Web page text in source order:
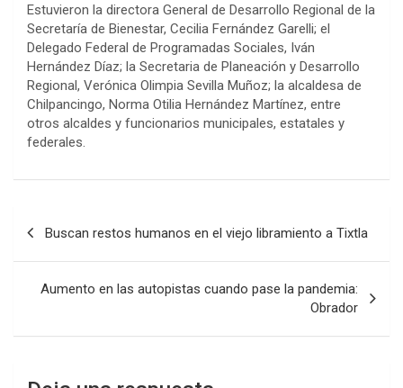
Estuvieron la directora General de Desarrollo Regional de la
Secretaría de Bienestar, Cecilia Fernández Garelli; el
Delegado Federal de Programadas Sociales, Iván
Hernández Díaz; la Secretaria de Planeación y Desarrollo
Regional, Verónica Olimpia Sevilla Muñoz; la alcaldesa de
Chilpancingo, Norma Otilia Hernández Martínez, entre
otros alcaldes y funcionarios municipales, estatales y
federales.
Buscan restos humanos en el viejo libramiento a Tixtla
Aumento en las autopistas cuando pase la pandemia:
Obrador